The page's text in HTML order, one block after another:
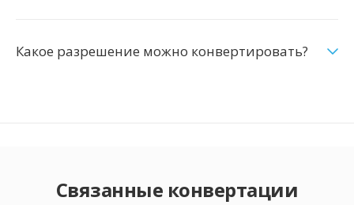
Какое разрешение можно конвертировать?
Связанные конвертации